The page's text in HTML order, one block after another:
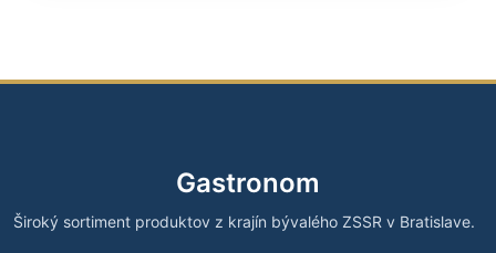
Gastronom
Široký sortiment produktov z krajín bývalého ZSSR v Bratislave.